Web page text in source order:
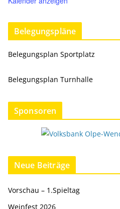
Belegungspläne
Belegungsplan Sportplatz
Belegungsplan Turnhalle
Sponsoren
Neue Beiträge
Vorschau – 1.Spieltag
Weinfest 2026